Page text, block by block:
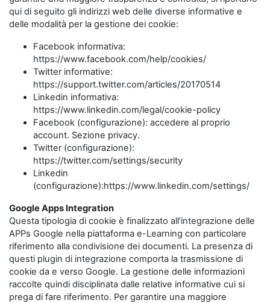
qui di seguito gli indirizzi web delle diverse informative e
delle modalità per la gestione dei cookie:
Facebook informativa:
https://www.facebook.com/help/cookies/
Twitter informative:
https://support.twitter.com/articles/20170514
Linkedin informativa:
https://www.linkedin.com/legal/cookie-policy
Facebook (configurazione): accedere al proprio
account. Sezione privacy.
Twitter (configurazione):
https://twitter.com/settings/security
Linkedin
(configurazione):https://www.linkedin.com/settings/
Google Apps Integration
Questa tipologia di cookie è finalizzato all’integrazione delle
APPs Google nella piattaforma e-Learning con particolare
riferimento alla condivisione dei documenti. La presenza di
questi plugin di integrazione comporta la trasmissione di
cookie da e verso Google. La gestione delle informazioni
raccolte quindi disciplinata dalle relative informative cui si
prega di fare riferimento. Per garantire una maggiore